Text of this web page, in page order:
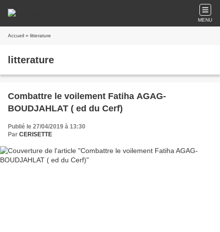
MENU
Accueil » litterature
litterature
Combattre le voilement Fatiha AGAG-
BOUDJAHLAT ( ed du Cerf)
Publié le 27/04/2019 à 13:30
Par CERISETTE